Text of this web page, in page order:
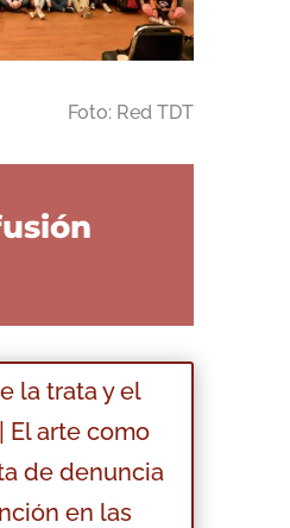
Foto: Red TDT
la trata y el
El arte como
de denuncia
en las